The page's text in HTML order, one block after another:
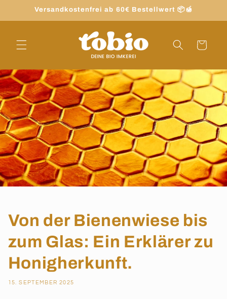
Inhalt
Versandkostenfrei ab 60€ Bestellwert 📦🍯
Warenkorb
Von der Bienenwiese bis
zum Glas: Ein Erklärer zu
Honigherkunft.
15. SEPTEMBER 2025